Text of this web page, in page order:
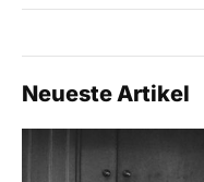
Neueste Artikel